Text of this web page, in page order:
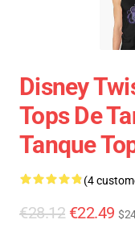
Disney
Tops De
Tanque
(4
€28.12 €22.49